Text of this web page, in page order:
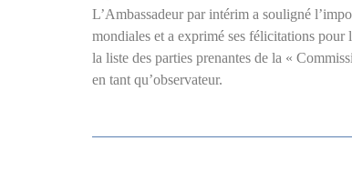
L’Ambassadeur par intérim a souligné
mondiales et a exprimé ses félicitations
la liste des parties prenantes de la «
en tant qu’observateur.